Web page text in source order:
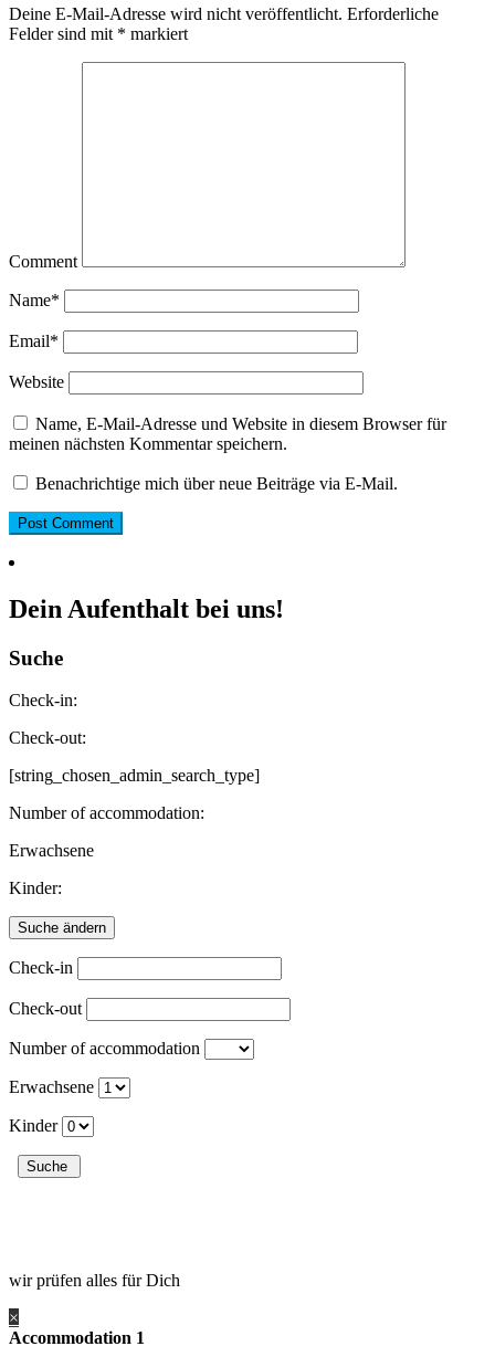
Deine E-Mail-Adresse wird nicht veröffentlicht. Erforderliche
Felder sind mit * markiert
Comment
Name*
Email*
Website
Name, E-Mail-Adresse und Website in diesem Browser für
meinen nächsten Kommentar speichern.
Benachrichtige mich über neue Beiträge via E-Mail.
Dein Aufenthalt bei uns!
Suche
Check-in:
Check-out:
[string_chosen_admin_search_type]
Number of accommodation:
Erwachsene
Kinder:
Check-in
Check-out
Number of accommodation
Erwachsene
Kinder
wir prüfen alles für Dich
×
Accommodation 1